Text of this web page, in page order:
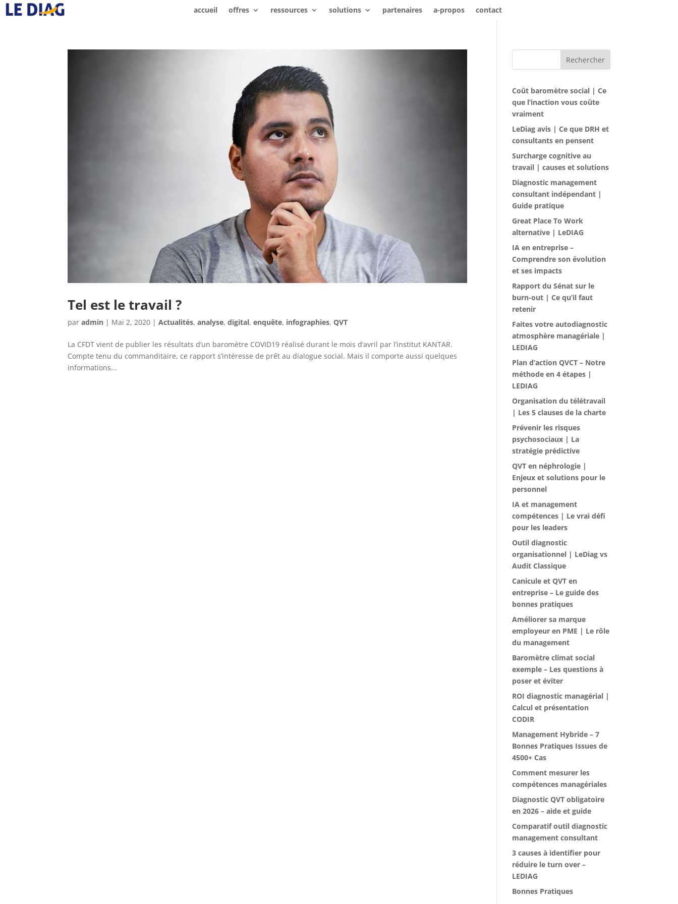
accueil offres ressources solutions partenaires a-propos contact
Tel est le travail ?
paradmin | Mai 2, 2020 |Actualités,analyse,digital,enquête, infographies,QVT
La CFDT vient de publier les résultats d’un baromètre COVID19 réalisé durant le mois d’avril par l’institut KANTAR.
Compte tenu du commanditaire, ce rapport s’intéresse de prêt au dialogue social. Mais il comporte aussi quelques
informations...
Rechercher
Coût baromètre social | Ce
que l’inaction vous coûte
vraiment
LeDiag avis | Ce que DRH et
consultants en pensent
Surcharge cognitive au
travail | causes et solutions
Diagnostic management
consultant indépendant |
Guide pratique
Great Place To Work
alternative | LeDIAG
IA en entreprise –
Comprendre son évolution
et ses impacts
Rapport du Sénat sur le
burn-out | Ce qu’il faut
retenir
Faites votre autodiagnostic
atmosphère managériale |
LEDIAG
Plan d’action QVCT – Notre
méthode en 4 étapes |
LEDIAG
Organisation du télétravail
| Les 5 clauses de la charte
Prévenir les risques
psychosociaux | La
stratégie prédictive
QVT en néphrologie |
Enjeux et solutions pour le
personnel
IA et management
compétences | Le vrai défi
pour les leaders
Outil diagnostic
organisationnel | LeDiag vs
Audit Classique
Canicule et QVT en
entreprise – Le guide des
bonnes pratiques
Améliorer sa marque
employeur en PME | Le rôle
du management
Baromètre climat social
exemple – Les questions à
poser et éviter
ROI diagnostic managérial |
Calcul et présentation
CODIR
Management Hybride – 7
Bonnes Pratiques Issues de
4500+ Cas
Comment mesurer les
compétences managériales
Diagnostic QVT obligatoire
en 2026 – aide et guide
Comparatif outil diagnostic
management consultant
3 causes à identifier pour
réduire le turn over –
LEDIAG
Bonnes Pratiques